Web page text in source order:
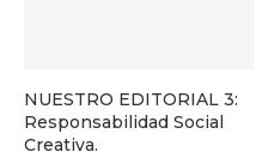
NUESTRO EDITORIAL 3:
Responsabilidad Social
Creativa.